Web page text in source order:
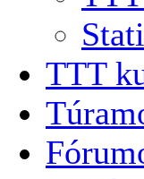
TTT